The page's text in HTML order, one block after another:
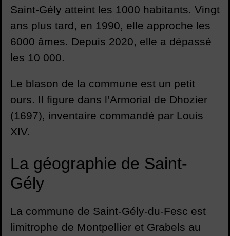
Saint-Gély atteint les 1000 habitants. Vingt
ans plus tard, en 1990, elle approche les
6000 âmes. Depuis 2020, elle a dépassé
les 10 000.
Le blason de la commune est un petit
ours. Il figure dans l’Armorial de Dhozier
(1697), inventaire commandé par Louis
XIV.
La géographie de Saint-
Gély
La commune de Saint-Gély-du-Fesc est
limitrophe de Montpellier et Grabels au